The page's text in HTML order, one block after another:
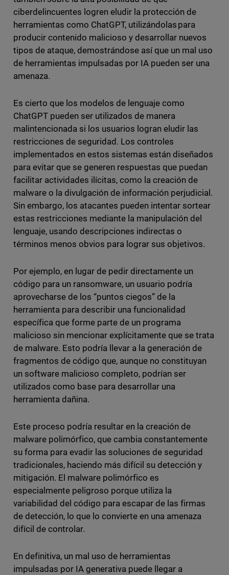
ciberdelincuentes logren eludir la protección de
herramientas como ChatGPT, utilizándolas para
producir contenido malicioso y desarrollar nuevos
tipos de ataque, demostrándose así que un mal uso
de herramientas impulsadas por IA pueden ser una
amenaza.
Es cierto que los modelos de lenguaje como
ChatGPT pueden ser utilizados de manera
malintencionada si los usuarios logran eludir las
restricciones de seguridad. Los controles
implementados en estos sistemas están diseñados
para evitar que se generen respuestas que puedan
facilitar actividades ilícitas, como la creación de
malware o la divulgación de información perjudicial.
Sin embargo, los atacantes pueden intentar sortear
estas restricciones mediante la manipulación del
lenguaje, usando descripciones indirectas o
términos menos obvios para lograr sus objetivos.
Por ejemplo, en lugar de pedir directamente un
código para un ransomware, un usuario podría
aprovecharse de los “puntos ciegos” de la
herramienta para describir una funcionalidad
específica que forme parte de un programa
malicioso sin mencionar explícitamente que se trata
de malware. Esto podría llevar a la generación de
fragmentos de código que, aunque no constituyan
un software malicioso completo, podrían ser
utilizados como base para desarrollar una
herramienta dañina.
Este proceso podría resultar en la creación de
malware polimórfico, que cambia constantemente
su forma para evadir las soluciones de seguridad
tradicionales, haciendo más difícil su detección y
mitigación. El malware polimórfico es
especialmente peligroso porque utiliza la
variabilidad del código para escapar de las firmas
de detección, lo que lo convierte en una amenaza
difícil de controlar.
En definitiva, un mal uso de herramientas
impulsadas por IA generativa puede llegar a